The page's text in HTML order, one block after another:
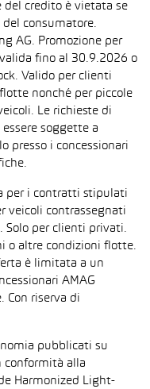
del credito è vietata se
consumatore.
AG. Promozione per
valida fino al 30.9.2026 o
Valido per clienti
nonché per piccole
Le richieste di
soggette a
presso i concessionari
per i contratti stipulati
veicoli contrassegnati
Solo per clienti privati.
o altre condizioni flotte.
è limitata a un
AMAG
Con riserva di
pubblicati su
conformità alla
Harmonized Light-